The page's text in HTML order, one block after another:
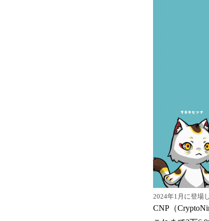
2024年1月に登場
CNP（